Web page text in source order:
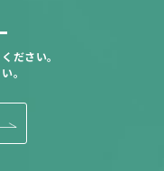
ださい。
。